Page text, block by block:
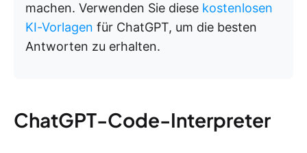
machen. Verwenden Sie diese kostenlosen
KI-Vorlagen für ChatGPT, um die besten
Antworten zu erhalten.
ChatGPT-Code-Interpreter